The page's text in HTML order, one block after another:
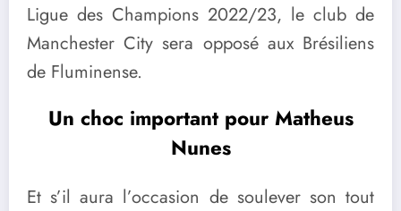
Ligue des Champions 2022/23, le club de
Manchester City sera opposé aux Brésiliens
de Fluminense.
Un choc important pour Matheus
Nunes
Et s’il aura l’occasion de soulever son tout